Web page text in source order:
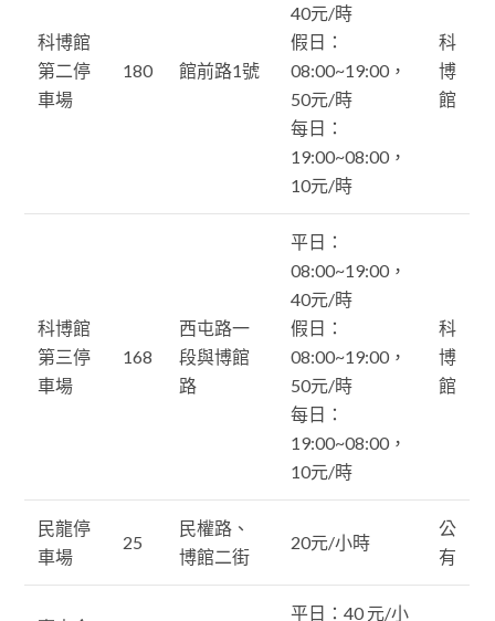
科博館
第二停
車場
180 館前路1號
40元/時
假日：
08:00~19:00，
50元/時
每日：
19:00~08:00，
10元/時
科
博
館
科博館
第三停
車場
168
西屯路一
段與博館
路
平日：
08:00~19:00，
40元/時
假日：
08:00~19:00，
50元/時
每日：
19:00~08:00，
10元/時
科
博
館
民龍停
車場
25
民權路、
博館二街
20元/小時
公
有
平日：40 元/小